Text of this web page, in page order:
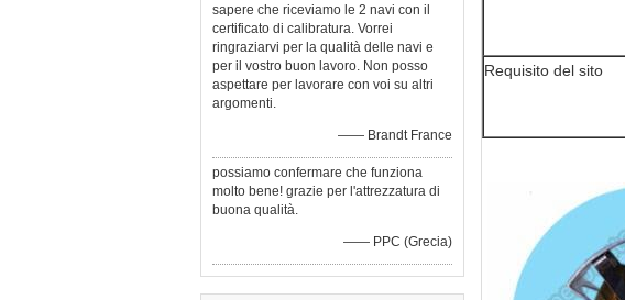
sapere che riceviamo le 2 navi con il
certificato di calibratura. Vorrei
ringraziarvi per la qualità delle navi e
per il vostro buon lavoro. Non posso
aspettare per lavorare con voi su altri
argomenti.
—— Brandt France
possiamo confermare che funziona
molto bene! grazie per l'attrezzatura di
buona qualità.
—— PPC (Grecia)
Requisito del sito